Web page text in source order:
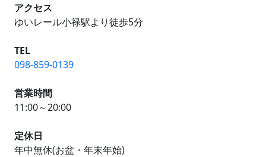
アクセス
ゆいレール小禄駅より徒歩5分
TEL
098-859-0139
営業時間
11:00～20:00
定休日
年中無休(お盆・年末年始)